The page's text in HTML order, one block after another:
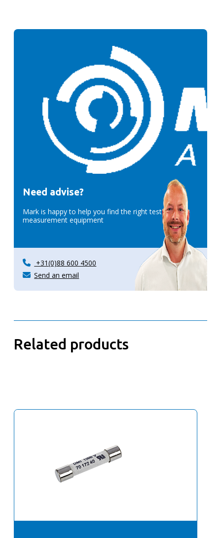
Need advise?
Mark is happy to help you find the right test &
measurement equipment
+31(0)88 600 4500
Send an email
Related products